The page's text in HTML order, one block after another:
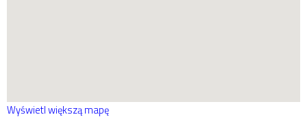
Wyświetl większą mapę